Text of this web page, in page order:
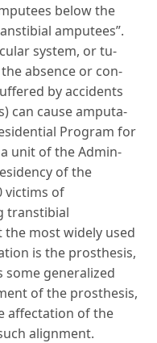
below the
amputees”.
system, or tu­
the absence or con­
by accidents
can cause amputa­
Program for
unit of the Admin­
of the
victims of
transtibial
most widely used
is the prosthesis,
generalized
of the prosthesis,
affectation of the
alignment.